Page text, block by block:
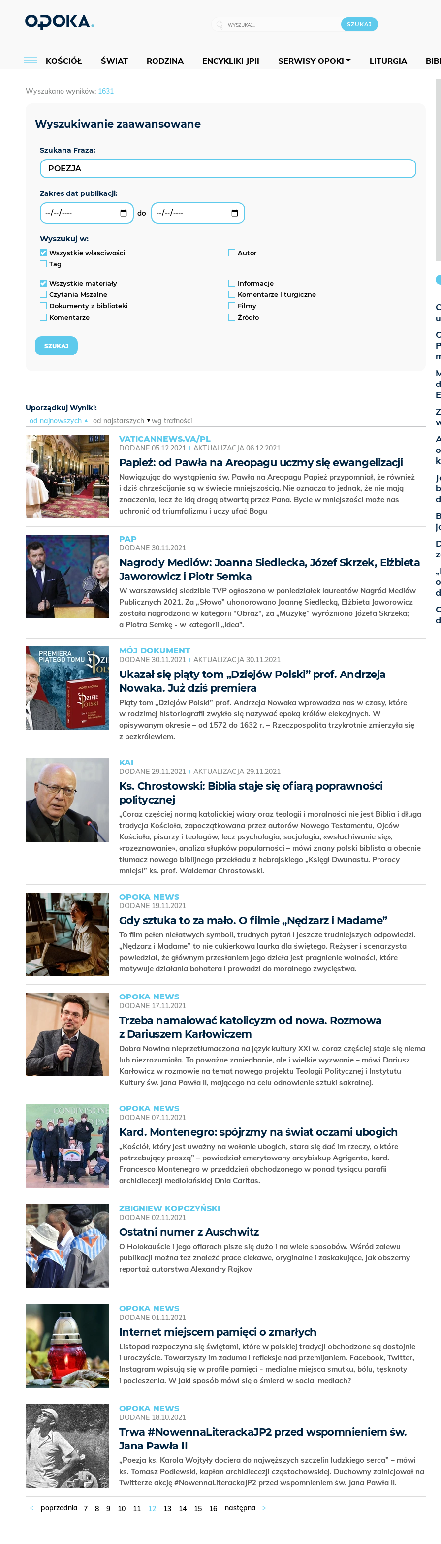
KOŚCIÓŁ ŚWIAT RODZINA ENCYKLIKI JPII SERWISY OPOKI LITURGIA
Wyszukano wyników: 1631
Szukana Fraza:
wyszukuj w:
Wszystkie własciwości
Autor
Tag
Wszystkie materiały
Informacje
Czytania Mszalne
Komentarze liturgiczne
Dokumenty z biblioteki
Filmy
Komentarze
Źródło
Uporządkuj Wyniki:
od najnowszych
od najstarszych wg trafności
VATICANNEWS.VA/PL
DODANE 05.12.2021 AKTUALIZACJA 06.12.2021
Papież: od Pawła na Areopagu uczmy się ewangelizacji
Nawiązując do wystąpienia św. Pawła na Areopagu Papież przypomniał, że również
i dziś chrześcijanie są w świecie mniejszością. Nie oznacza to jednak, że nie mają
znaczenia, lecz że idą drogą otwartą przez Pana. Bycie w mniejszości może nas
uchronić od triumfalizmu i uczy ufać Bogu
PAP
DODANE 30.11.2021
Nagrody Mediów: Joanna Siedlecka, Józef Skrzek, Elżbieta
Jaworowicz i Piotr Semka
W warszawskiej siedzibie TVP ogłoszono w poniedziałek laureatów Nagród Mediów
Publicznych 2021. Za „Słowo” uhonorowano Joannę Siedlecką, Elżbieta Jaworowicz
została nagrodzona w kategorii "Obraz", za „Muzykę” wyróżniono Józefa Skrzeka;
a Piotra Semkę - w kategorii „Idea”.
MÓJ DOKUMENT
DODANE 30.11.2021 AKTUALIZACJA 30.11.2021
Ukazał się piąty tom „Dziejów Polski” prof. Andrzeja
Nowaka. Już dziś premiera
Piąty tom „Dziejów Polski” prof. Andrzeja Nowaka wprowadza nas w czasy, które
w rodzimej historiografii zwykło się nazywać epoką królów elekcyjnych. W
opisywanym okresie – od 1572 do 1632 r. – Rzeczpospolita trzykrotnie zmierzyła się
z bezkrólewiem.
KAI
DODANE 29.11.2021 AKTUALIZACJA 29.11.2021
Ks. Chrostowski: Biblia staje się ofiarą poprawności
politycznej
„Coraz częściej normą katolickiej wiary oraz teologii i moralności nie jest Biblia i długa
tradycja Kościoła, zapoczątkowana przez autorów Nowego Testamentu, Ojców
Kościoła, pisarzy i teologów, lecz psychologia, socjologia, «wsłuchiwanie się»,
«rozeznawanie», analiza słupków popularności – mówi znany polski biblista a obecnie
tłumacz nowego biblijnego przekładu z hebrajskiego „Księgi Dwunastu. Prorocy
mniejsi” ks. prof. Waldemar Chrostowski.
OPOKA NEWS
DODANE 19.11.2021
Gdy sztuka to za mało. O filmie „Nędzarz i Madame”
To film pełen niełatwych symboli, trudnych pytań i jeszcze trudniejszych odpowiedzi.
„Nędzarz i Madame” to nie cukierkowa laurka dla świętego. Reżyser i scenarzysta
powiedział, że głównym przesłaniem jego dzieła jest pragnienie wolności, które
motywuje działania bohatera i prowadzi do moralnego zwycięstwa.
OPOKA NEWS
DODANE 17.11.2021
Trzeba namalować katolicyzm od nowa. Rozmowa
z Dariuszem Karłowiczem
Dobra Nowina nieprzetłumaczona na język kultury XXI w. coraz częściej staje się niema
lub niezrozumiała. To poważne zaniedbanie, ale i wielkie wyzwanie – mówi Dariusz
Karłowicz w rozmowie na temat nowego projektu Teologii Politycznej i Instytutu
Kultury św. Jana Pawła II, mającego na celu odnowienie sztuki sakralnej.
OPOKA NEWS
DODANE 07.11.2021
Kard. Montenegro: spójrzmy na świat oczami ubogich
„Kościół, który jest uważny na wołanie ubogich, stara się dać im rzeczy, o które
potrzebujący proszą” – powiedział emerytowany arcybiskup Agrigento, kard.
Francesco Montenegro w przeddzień obchodzonego w ponad tysiącu parafii
archidiecezji mediolańskiej Dnia Caritas.
ZBIGNIEW KOPCZYŃSKI
DODANE 02.11.2021
Ostatni numer z Auschwitz
O Holokauście i jego ofiarach pisze się dużo i na wiele sposobów. Wśród zalewu
publikacji można też znaleźć prace ciekawe, oryginalne i zaskakujące, jak obszerny
reportaż autorstwa Alexandry Rojkov
OPOKA NEWS
DODANE 01.11.2021
Internet miejscem pamięci o zmarłych
Listopad rozpoczyna się świętami, które w polskiej tradycji obchodzone są dostojnie
i uroczyście. Towarzyszy im zaduma i refleksje nad przemijaniem. Facebook, Twitter,
Instagram wpisują się w profile pamięci - medialne miejsca smutku, bólu, tęsknoty
i pocieszenia. W jaki sposób mówi się o śmierci w social mediach?
OPOKA NEWS
DODANE 18.10.2021
Trwa #NowennaLiterackaJP2 przed wspomnieniem św.
Jana Pawła II
„Poezja ks. Karola Wojtyły dociera do najwęższych szczelin ludzkiego serca” – mówi
ks. Tomasz Podlewski, kapłan archidiecezji częstochowskiej. Duchowny zainicjował na
Twitterze akcję #NowennaLiterackaJP2 przed wspomnieniem św. Jana Pawła II.
7 8 9 10 11 12 13 14 15 16